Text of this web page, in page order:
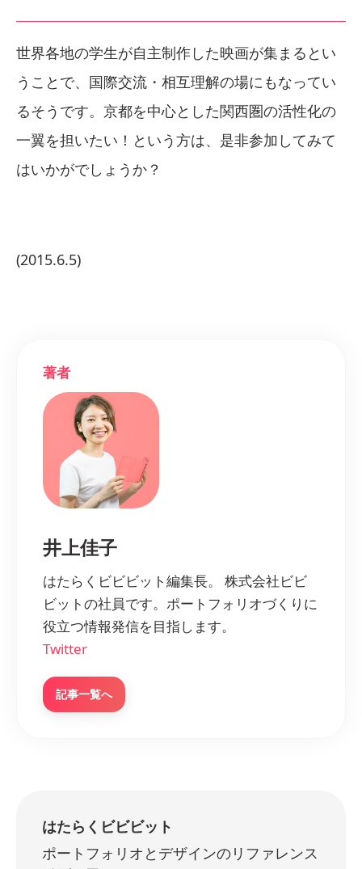
世界各地の学生が自主制作した映画が集まるとい
うことで、国際交流・相互理解の場にもなってい
るそうです。京都を中心とした関西圏の活性化の
一翼を担いたい！という方は、是非参加してみて
はいかがでしょうか？
(2015.6.5)
著者
井上佳子
はたらくビビビット編集長。 株式会社ビビ
ビットの社員です。ポートフォリオづくりに
役立つ情報発信を目指します。
Twitter
記事一覧へ
はたらくビビビット
ポートフォリオとデザインのリファレンス